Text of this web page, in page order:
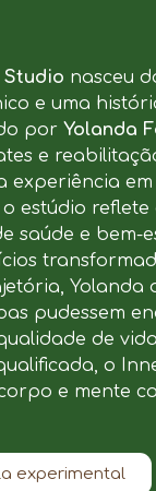
Studio nasceu
e uma
por Yolanda
e
experiência
estúdio reflete
saúde e bem-
Yolanda
pudessem
de
o
e mente
experimental